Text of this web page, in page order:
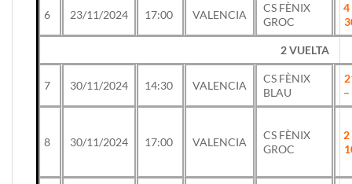
6 23/11/2024 17:00 VALENCIA
CS FÈNIX
GROC
4
2 VUELTA
7 30/11/2024 14:30 VALENCIA
CS FÈNIX
BLAU
–
8 30/11/2024 17:00 VALENCIA
CS FÈNIX
GROC
2